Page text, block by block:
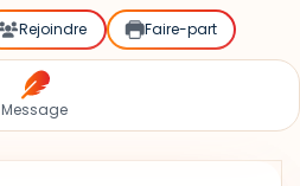
Rejoindre Faire-part
Message